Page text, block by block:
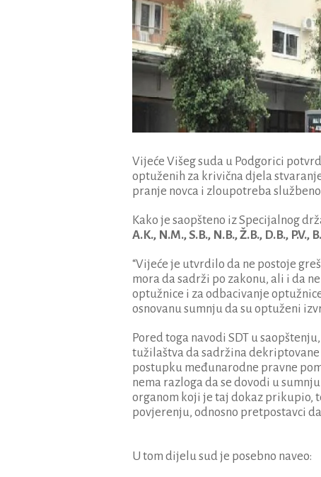
Vijeće Višeg suda u Podgorici
optuženih za krivična djela
pranje novca i zloupotreba
Kako je saopšteno iz Specijalnog
A.K., N.M., S.B., N.B., Ž.B., D.B., P.V.,
“Vijeće je utvrdilo da ne postoje
mora da sadrži po zakonu, ali i da
optužnice i za odbacivanje
osnovanu sumnju da su optuženi
Pored toga navodi SDT u
tužilaštva da sadržina dekriptovane
postupku međunarodne pravne
nema razloga da se dovodi u
organom koji je taj dokaz prikupio,
povjerenju, odnosno pretpostavci
U tom dijelu sud je posebno naveo: